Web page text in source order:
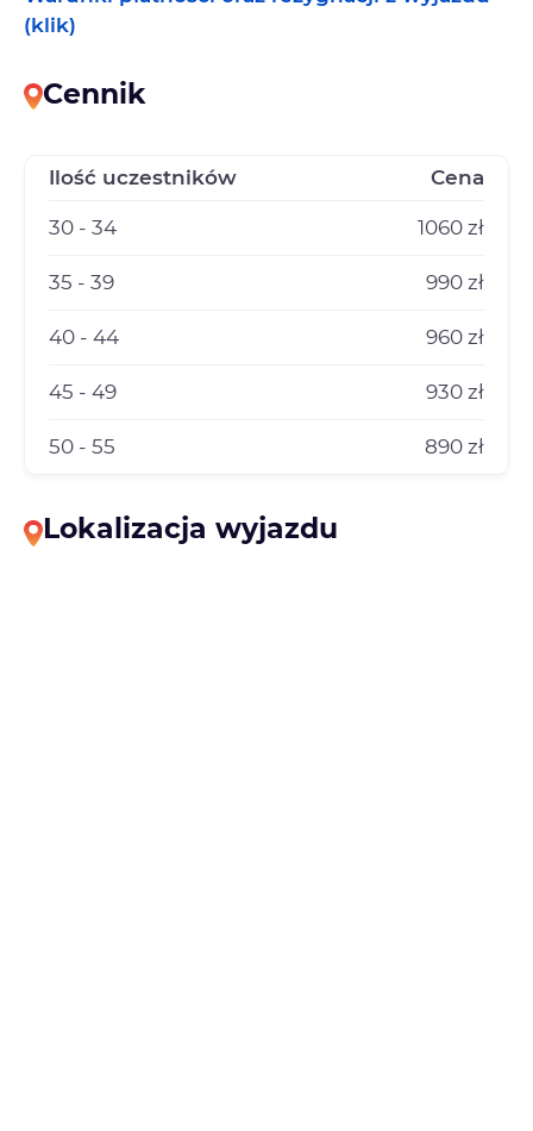
(klik)
Cennik
Ilość uczestników Cena
30 - 34 1060 zł
35 - 39 990 zł
40 - 44 960 zł
45 - 49 930 zł
50 - 55 890 zł
Lokalizacja wyjazdu